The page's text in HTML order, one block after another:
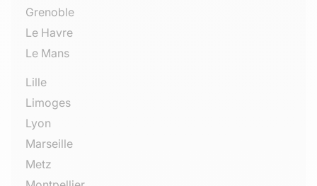
Grenoble
Le Havre
Le Mans
Lille
Limoges
Lyon
Marseille
Metz